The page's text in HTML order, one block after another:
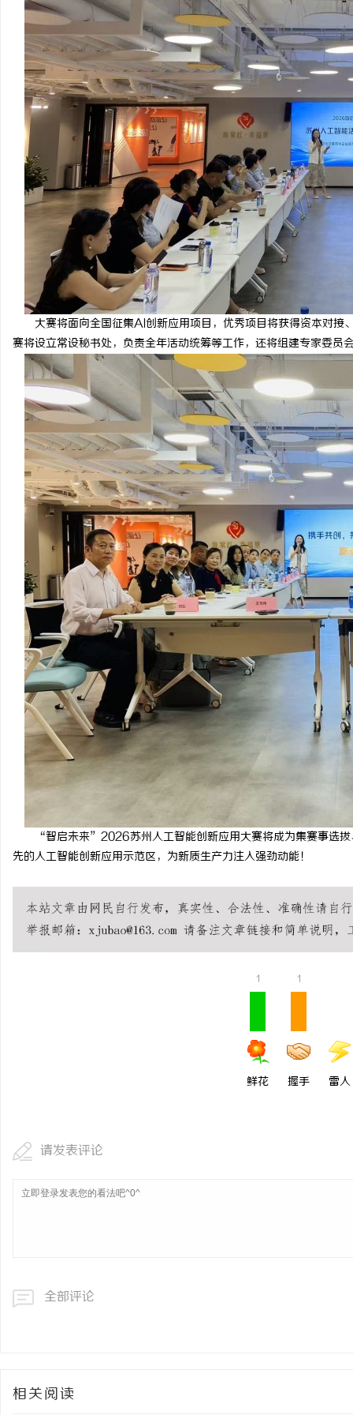
大赛将面向全国征集AI创新应用项目，优秀项目将获得资本对
赛将设立常设秘书处，负责全年活动统筹等工作，还将组建专家委员
“智启未来”2026苏州人工智能创新应用大赛将成为集赛事选
先的人工智能创新应用示范区，为新质生产力注入强劲动能！
1
鲜花
1
握手 雷人
请发表评论
全部评论
相关阅读